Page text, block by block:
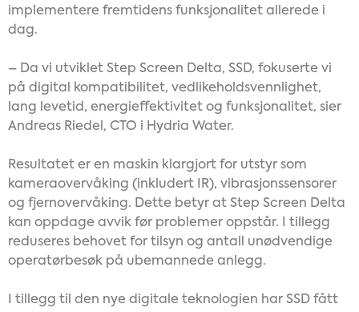
implementere fremtidens funksjonalitet allerede i
dag.
– Da vi utviklet Step Screen Delta, SSD, fokuserte vi
på digital kompatibilitet, vedlikeholdsvennlighet,
lang levetid, energieffektivitet og funksjonalitet, sier
Andreas Riedel, CTO i Hydria Water.
Resultatet er en maskin klargjort for utstyr som
kameraovervåking (inkludert IR), vibrasjonssensorer
og fjernovervåking. Dette betyr at Step Screen Delta
kan oppdage avvik før problemer oppstår. I tillegg
reduseres behovet for tilsyn og antall unødvendige
operatørbesøk på ubemannede anlegg.
I tillegg til den nye digitale teknologien har SSD fått